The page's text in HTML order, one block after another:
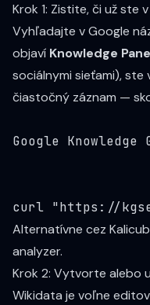
Krok 1: Zistite, či už ste
Vyhľadajte v Google
objaví Knowledge
sociálnymi sieťami), ste
čiastočný záznam —
Google Knowledge
curl "https://
Alternatívne cez
analyzer.
Krok 2: Vytvorte alebo
Wikidata je voľne